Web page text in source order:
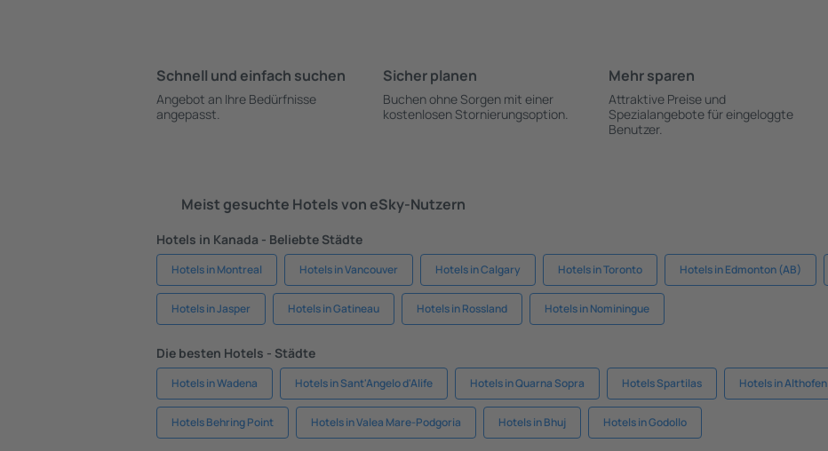
Schnell und einfach suchen
Angebot an Ihre Bedürfnisse
angepasst.
Sicher planen
Buchen ohne Sorgen mit einer
kostenlosen Stornierungsoption.
Mehr sparen
Attraktive Preise und
Spezialangebote für eingeloggte
Benutzer.
Meist gesuchte Hotels von eSky-Nutzern
Hotels in Kanada - Beliebte Städte
Hotels in Montreal Hotels in Vancouver Hotels in Calgary Hotels in Toronto Hotels in Edmonton (AB)
Hotels in Jasper Hotels in Gatineau Hotels in Rossland Hotels in Nominingue
Die besten Hotels - Städte
Hotels in Wadena Hotels in Sant'Angelo d'Alife Hotels in Quarna Sopra Hotels Spartilas Hotels in Althofen
Hotels Behring Point Hotels in Valea Mare-Podgoria Hotels in Bhuj Hotels in Godollo